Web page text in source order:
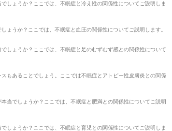
しょうか？ここでは、不眠症と冷え性の関係性についてご説明しま
ょうか？ここでは、不眠症と血圧の関係性についてご説明します。
しょうか？ここでは、不眠症と足のむずむず感との関係性について
もあることでしょう。ここでは不眠症とアトピー性皮膚炎との関係
当でしょうか？ここでは、不眠症と肥満との関係性についてご説明
しょうか？ここでは、不眠症と育児との関係性についてご説明しま